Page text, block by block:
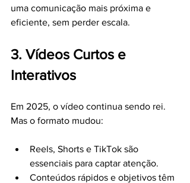
uma comunicação mais próxima e
eficiente, sem perder escala.
3. Vídeos Curtos e
Interativos
Em 2025, o vídeo continua sendo rei.
Mas o formato mudou:
Reels, Shorts e TikTok são
essenciais para captar atenção.
Conteúdos rápidos e objetivos têm